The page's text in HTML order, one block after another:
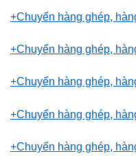
+Chuyển hàng ghép,
+Chuyển hàng ghép,
+Chuyển hàng ghép,
+Chuyển hàng ghép,
+Chuyển hàng ghép,